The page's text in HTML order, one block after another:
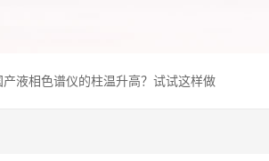
产液相色谱仪的柱温升高？试试这样做